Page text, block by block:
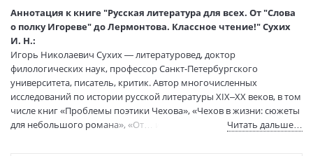
Формат:
84х108 1/32
Размеры в мм
(ДхШхВ):
205x132x27
Вес:
525 гр.
Страниц:
608
Тираж:
2000 экз.
Код товара:
50053391
Артикул:
9785389200579
Аннотация к книге "Русская литература для всех. От "Слова
о полку Игореве" до Лермонтова. Классное чтение!" Сухих
И. Н.:
Игорь Николаевич Сухих — литературовед, доктор
филологических наук, профессор Санкт-Петербургского
университета, писатель, критик. Автор многочисленных
исследований по истории русской литературы XIX–XX веков, в том
числе книг «Проблемы поэтики Чехова», «Чехов в жизни: сюжеты
для небольшого романа», «От… и до… Этюды о русскойЧитать дальше…